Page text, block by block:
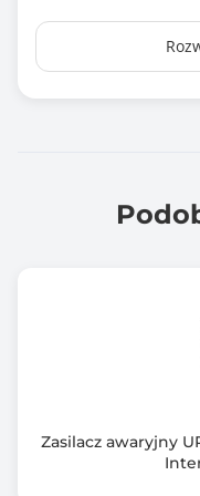
Zabezpieczenie
Zabezpieczenie
Kształt napięcia
Interfejs
RS232 lub USB
Zasilacz awaryjny